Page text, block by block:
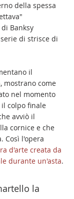
della spessa
di Banksy
di strisce di
il
mostrano come
nel momento
colpo finale
avviò il
cornice e che
Così l'opera
d'arte creata da
durante un'asta.
la